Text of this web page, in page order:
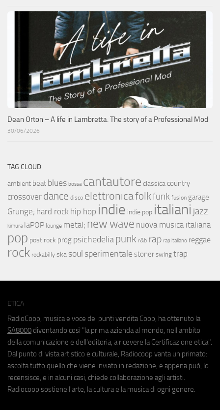
Dean Orton – A life in Lambretta. The story of a Professional Mod
30/06/2026
TAG CLOUD
ambient beat blues bossa cantautore classica country
crossover dance disco elettronicafolkfunk fusion garage
Grunge; hard rock hip hop indie indie pop italiani jazz
kimura laPOP lounge metal; new wave nuova musica italiana
pop post rock prog psichedeliapunk r&b rap rap italiano reggae
rock rockabilly ska soul sperimentale stoner swing trap
ETICA
RadioCoop, musica e voce dei punti vendita Coop, ha ottenuto la
SA8000 diventando così "la prima azienda al mondo, nell'ambito
della comunicazione e dell'editoria, a ricevere la Certificazione etica".
Dal punto di vista artistico e culturale, Radiocoop vanta un primato:
ascolta tutto quello che viene inviato in redazione, e appena può, lo
recensisce, e in alcuni casi, chiede collaborazione agli artisti.
Radiocoop sostiene l'arte, la cultura e la musica di ogni genere.